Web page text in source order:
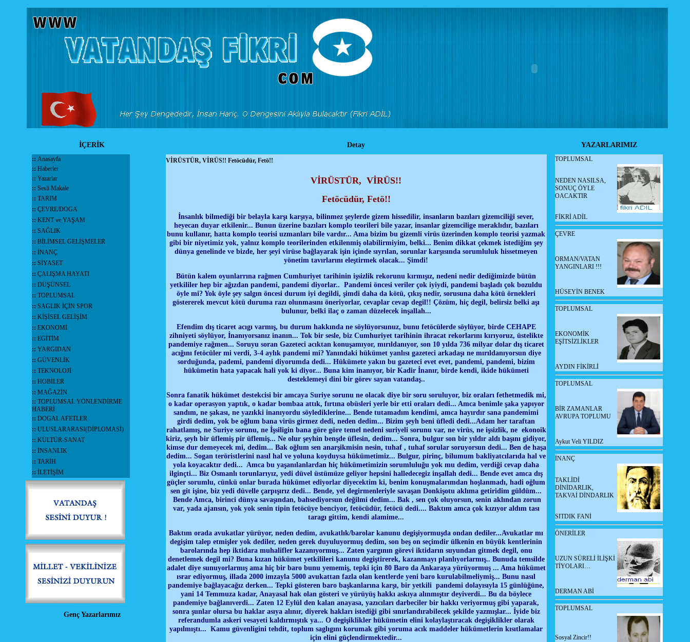
İÇERİK Detay YAZARLARIMIZ
:: Anasayfa
:: Haberler
:: Yazarlar
:: Sesli Makale
:: TARIM
:: ÇEVRE/DOGA
:: KENT ve YAŞAM
:: SAĞLIK
:: BİLİMSEL GELİŞMELER
:: İNANÇ
:: SİYASET
:: ÇALIŞMA HAYATI
:: DÜŞÜNSEL
:: TOPLUMSAL
:: SAGLIK İÇİN SPOR
:: KİŞİSEL GELİŞİM
:: EKONOMİ
:: EGİTİM
:: YARGIDAN
:: GÜVENLİK
:: TEKNOLOJİ
:: HOBİLER
:: MAĞAZİN
:: TOPLUMSAL YÖNLENDİRME
HABERİ
:: DOGAL AFETLER
:: ULUSLARARASI(DİPLOMASİ)
:: KÜLTÜR-SANAT
:: İNSANLIK
:: TARİH
:: İLETİŞİM
Genç Yazarlarımız
VİRÜSTÜR, VİRÜS!! Fetöcüdür, Fetö!!
VİRÜSTÜR, VİRÜS!!
Fetöcüdür, Fetö!!
İnsanlık bilmediği bir belayla karşı karşıya, bilinmez şeylerde gizem hissedilir, insanların bazıları gizemciliği sever,
heyecan duyar etkilenir... Bunun üzerine bazıları komplo teorileri bile yazar, insanlar gizemcilige meraklıdır, bazıları
bunu kullanır, hatta komplo teorisi uzmanları bile vardır... Ama bizim bu gizemli virüs üzerinden komplo teorisi yazmak
gibi bir niyetimiz yok, yalnız komplo teorilerinden etkilenmiş olabilirmiyim, belki... Benim dikkat çekmek istediğim şey
dünya genelinde ve bizde, her şeyi virüse bağlayarak işin içinde sıyrılan, sorunlar karşısında sorumluluk hissetmeyen
yönetim tavırlarını eleştirmek olacak... Şimdi!
Bütün kalem oyunlarrına rağmen Cumhuriyet tarihinin işsizlik rekorunu kırmışız, nedeni nedir dediğimizde bütün
yetkililer hep bir ağızdan pandemi, pandemi diyorlar.. Pandemi öncesi veriler çok iyiydi, pandemi başladı çok bozuldu
öyle mi? Yok öyle şey salgın öncesi durum iyi degildi, şimdi daha da kötü, çıkış nedir, sorusuna daha kötü örnekleri
göstererek mevcut kötü duruma razı olunmasını öneriyorlar, cevaplar cevap degil!! Çözüm, hiç degil, belirsiz belki aşı
bulunur, belki ilaç o zaman düzelecek inşallah...
Efendim dış ticaret acıgı varmış, bu durum hakkında ne söylüyorsunuz, bunu fetöcülerde söylüyor, birde CEHAPE
zihniyeti söylüyor, İnanıyorsanız inanın... Tok bir sesle, biz Cumhuriyet tarihinin ihracat rekorlarını kırıyoruz, üstelikte
pandemiye rağmen... Soruyu soran Gazeteci acıktan konuşamıyor, mırıldanıyor, son 10 yılda 736 milyar dolar dış ticaret
acığını fetöcüler mi verdi, 3-4 aylık pandemi mi? Yanındaki hükümet yanlısı gazeteci arkadaşı ne mırıldanıyorsun diye
sorduğunda, pademi, pandemi diyorumda dedi... Hükümete yakın bu gazeteci evet evet, pandemi, pandemi, bizim
hükümetin hata yapacak hali yok ki diyor... Buna kim inanıyor, bir Kadir İnanır, birde kendi, ikide hükümeti
desteklemeyi dini bir görev sayan vatandaş..
Sonra fanatik hükümet destekcisi bir amcaya Suriye sorunu ne olacak diye bir soru soruluyor, biz oraları fethetmedik mi,
o kadar operasyon yaptık, o kadar bombaa attık, fırtına obüsleri yerle bir etti oraları dedi... Amca benimle şaka yapıyor
sandım, ne şakası, ne yazıkki inanıyordu söylediklerine... Bende tutamadım kendimi, amca hayırdır sana pandemimi
girdi dedim, yok be oğlum bana virüs girmez dedi, neden dedim... Bizim şeyh beni üfledi dedi...Adam her taraftan
rahatlamış, ne Suriye sorunu, ne İşsiligin bana göre göre temel nedeni suriyeli sorunu var, ne virüs, ne işsizlik, ne ekonoik
kiriz, şeyh bir üflemiş pir üflemiş... Ne olur şeyhin benşde üflesin, dedim... Sonra, bulgur son bir yıldır aldı başını gidiyor,
kimse dur demeyecek mi, dedim... Bak oğlum sen anarşikmisin nesin, tuhaf , tuhaf sorular soruyorsun dedi... Ben de haşa
dedim... Sogan teröristlerini nasıl hal ve yoluna koyduysa hükümetimiz... Bulgur, pirinç, bilumum bakliyatcılarıda hal ve
yola koyacaktır dedi... Amca bu yaşanılanlardan hiç hükümetimizin sorumluluğu yok mu dedim, verdiği cevap daha
ilginçti... Biz Osmanlı torunlarıyız, yedi düvel üstümüze geliyor hepsini halledecegiz inşallah dedi... Bende evet amca dış
güçler sorumlu, cünkü onlar burada hükümet ediyorlar diyecektim ki, benim konuşmalarımdan hoşlanmadı, hadi oğlum
sen git işine, biz yedi düvelle çarpışırız dedi... Bende, yel degirmenleriyle savaşan Donkişotu aklıma getiridim güldüm...
Bende Amca, birinci dünya savaşından, bahsediyorsun değilmi dedim... Bak , sen çok oluyorsun, senin aklından zorun
var, yada ajansın, yok yok senin tipin fetöcüye benciyor, fetöcüdür, fetöcü dedi.... Baktım amca çok kızıyor aldım tası
taragı gittim, kendi alamime...
Baktım orada avukatlar yürüyor, neden dedim, avukatlık/barolar kanunu degişiyormuşda ondan dediler...Avukatlar mı
degişim talep etmişler yok dediler, neden gerek duyuluyormuş dedim, son beş on seçimdir ülkenin en büyük kentlerinin
barolarında hep iktidara muhalifler kazanıyormuş... Zaten yargının görevi iktidarın suyundan gitmek degil, onu
denetlemek degil mi? Buna kızan hükümet yetkilileri kanunu degiştirerek, kazanmayı planlıyorlarmış.. Bunuda temsilde
adalet diye sunuyorlarmış ama hiç bir baro bunu yememiş, tepki için 80 Baro da Ankaraya yürüyormuş ... Ama hükümet
ısrar ediyormuş, illada 2000 imzayla 5000 avukattan fazla olan kentlerde yeni baro kurulabilmeliymiş... Bunu nasıl
pandemiye bağlayacağız derken... Tepki gösteren baro başkanlarına karşı, bir yetkili pandemi dolayısıyla 15 günlüğüne,
yani 14 Temmuza kadar, Anayasal hak olan gösteri ve yürüyüş hakkı askıya alınmıştır deyiverdi... Bu da böylece
pandemiye bağlanıverdi... Zaten 12 Eylül den kalan anayasa, yazıcıları darbeciler bir hakkı veriyormuş gibi yaparak,
sonra şunlar olursa bu haklar asıya alınır, diyerek hakları istediği gibi sınırlandırabilecek şekilde yazmışlar... İyide biz
referandumla askeri vesayeti kaldırmıştık ya... O degişiklikler hükümetin elini kolaylaştıracak degişiklikler olarak
yapılmıştı... Kamu güvenligini tehdit, toplum saglıgını korumak gibi yoruma acık maddeler hükümetlerin kısıtlamalar
için elini güçlendirmektedir...
TOPLUMSAL
NEDEN NASILSA,
SONUÇ ÖYLE
OACAKTIR
FİKRİ ADİL
ÇEVRE
ORMAN/VATAN
YANGINLARI !!!
HÜSEYİN BENEK
TOPLUMSAL
EKONOMİK
EŞİTSİZLİKLER
AYDIN FİKİRLİ
TOPLUMSAL
BİR ZAMANLAR
AVRUPA TOPLUMU
Aykut Veli YILDIZ
İNANÇ
TAKLİDİ
DİNİDARLIK,
TAKVAİ DİNDARLIK
SITDIK FANİ
ÖNERİLER
UZUN SÜRELİ İLİŞKİ
TİYOLARI…
DERMAN ABİ
TOPLUMSAL
Sosyal Zincir!!